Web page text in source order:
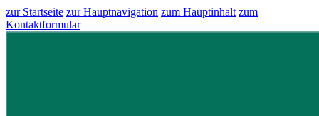
zur Startseite zur Hauptnavigation zum Hauptinhalt zum
Kontaktformular